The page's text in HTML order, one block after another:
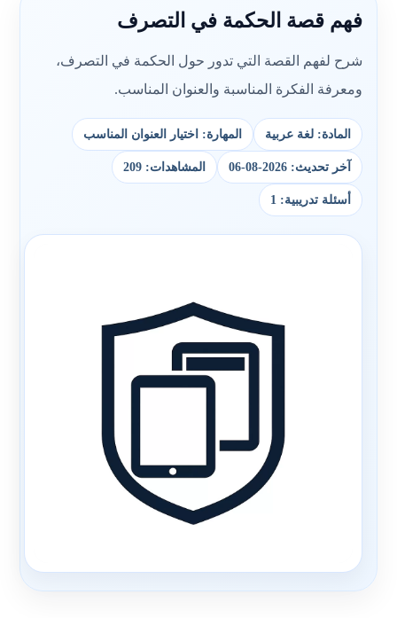
فهم قصة الحكمة في التصرف
شرح لفهم القصة التي تدور حول الحكمة في التصرف،
ومعرفة الفكرة المناسبة والعنوان المناسب.
المادة: لغة عربية المهارة: اختيار العنوان المناسب
آخر تحديث: 2026-08-06 المشاهدات: 209
أسئلة تدريبية: 1